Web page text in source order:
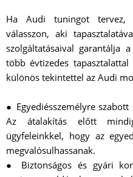
Ha Audi tuningot tervez,
válasszon, aki
szolgáltatásaival garantálja
több évtizedes
különös tekintettel az Audi
● Egyediésszemélyre
Az átalakítás előtt
ügyfeleinkkel, hogy az
megvalósulhassanak.
● Biztonságos és gyári